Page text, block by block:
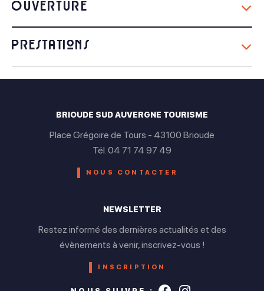
Ouverture
Du 01 Janvier au 31 Décembre
Ouvert
Mercredi
Ouvert
Vendredi
Ouvert
Prestations
Équipements
Parking à proximitéBRIOUDE SUD AUVERGNE TOURISME
Place Grégoire de Tours - 43100 Brioude
Tél. 04 71 74 97 49
NOUS CONTACTER
NEWSLETTER
Restez informé des dernières actualités et des
évènements à venir, inscrivez-vous !
INSCRIPTION